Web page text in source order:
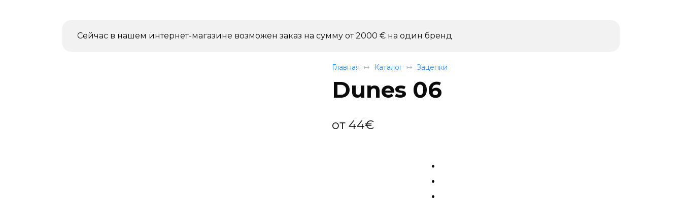
Сейчас в нашем интернет-магазине возможен заказ на сумму от 2000 € на один бренд
Главная Каталог Зацепки
Dunes 06
от 44€